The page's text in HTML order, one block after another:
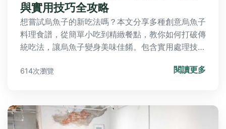
與實用技巧全攻略
想嘗試烏魚子的新吃法嗎？本文分享多種創意烏魚子
料理食譜，從簡單小吃到精緻餐點，教你如何打破傳
統吃法，讓烏魚子變身美味佳餚。包含實用處理技
理與宴客需求。
614次瀏覽 閱讀更多